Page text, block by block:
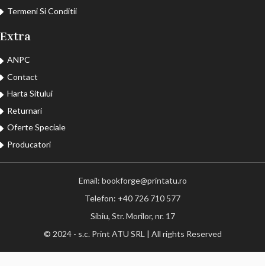
Termeni Si Conditii
Extra
ANPC
Contact
Harta Sitului
Returnari
Oferte Speciale
Producatori
Email: bookforge@printatu.ro
Telefon: +40 726 710 577
Sibiu, Str. Morilor, nr. 17
© 2024 - s.c. Print ATU SRL | All rights Reserved